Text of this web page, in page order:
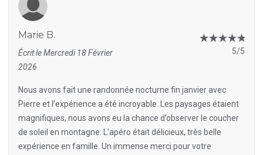
Marie B.
Écrit le Mercredi 18 Février
2026
5/5
Nous avons fait une randonnée nocturne fin janvier avec
Pierre et l’expérience a été incroyable. Les paysages étaient
magnifiques, nous avons eu la chance d’observer le coucher
de soleil en montagne. L’apéro était délicieux, très belle
expérience en famille. Un immense merci pour votre